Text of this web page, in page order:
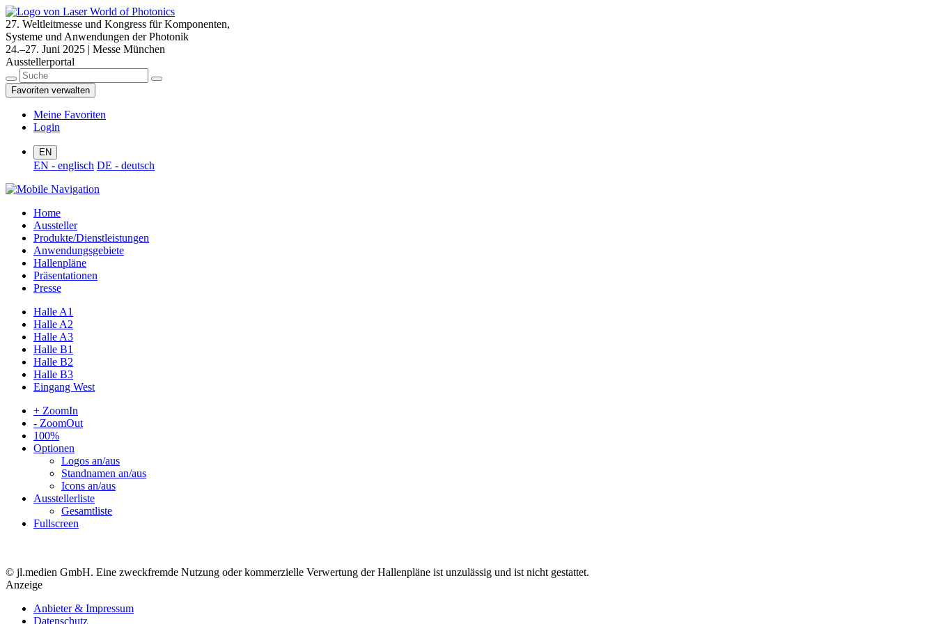
27. Weltleitmesse und Kongress für Komponenten,
Systeme und Anwendungen der Photonik
24.–27. Juni 2025 | Messe München
Ausstellerportal
Favoriten verwalten
Meine Favoriten
Login
EN
EN - englisch DE - deutsch
Home
Aussteller
Produkte/Dienstleistungen
Anwendungsgebiete
Hallenpläne
Präsentationen
Presse
Halle A1
Halle A2
Halle A3
Halle B1
Halle B2
Halle B3
Eingang West
+ ZoomIn
- ZoomOut
100%
Optionen
Logos an/aus
Standnamen an/aus
Icons an/aus
Ausstellerliste
Gesamtliste
Fullscreen
© jl.medien GmbH. Eine zweckfremde Nutzung oder kommerzielle Verwertung der Hallenpläne ist unzulässig und ist nicht gestattet.
Anzeige
Anbieter & Impressum
Datenschutz